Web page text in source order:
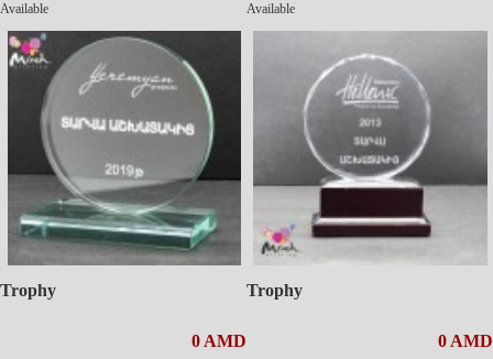
Available Available
Trophy
0 AMD
Trophy
0 AMD